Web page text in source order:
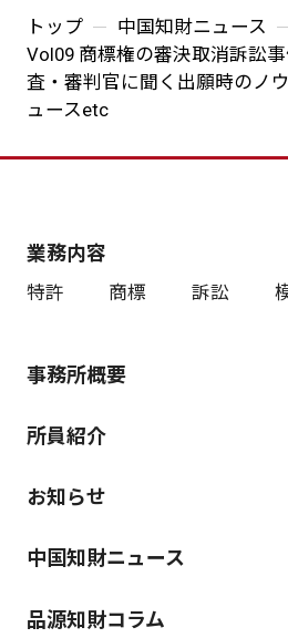
トップ
中国知財ニュース
Vol09 商標権の審決取消訴訟
査・審判官に聞く出願時のノ
ュースetc
業務内容
特許 商標 訴訟
事務所概要
所員紹介
お知らせ
中国知財ニュース
品源知財コラム